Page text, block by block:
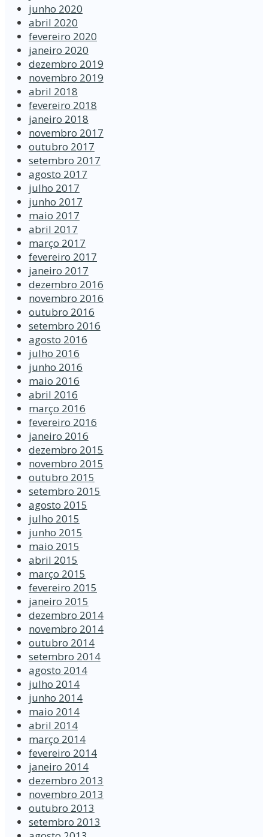
junho 2020
abril 2020
fevereiro 2020
janeiro 2020
dezembro 2019
novembro 2019
abril 2018
fevereiro 2018
janeiro 2018
novembro 2017
outubro 2017
setembro 2017
agosto 2017
julho 2017
junho 2017
maio 2017
abril 2017
março 2017
fevereiro 2017
janeiro 2017
dezembro 2016
novembro 2016
outubro 2016
setembro 2016
agosto 2016
julho 2016
junho 2016
maio 2016
abril 2016
março 2016
fevereiro 2016
janeiro 2016
dezembro 2015
novembro 2015
outubro 2015
setembro 2015
agosto 2015
julho 2015
junho 2015
maio 2015
abril 2015
março 2015
fevereiro 2015
janeiro 2015
dezembro 2014
novembro 2014
outubro 2014
setembro 2014
agosto 2014
julho 2014
junho 2014
maio 2014
abril 2014
março 2014
fevereiro 2014
janeiro 2014
dezembro 2013
novembro 2013
outubro 2013
setembro 2013